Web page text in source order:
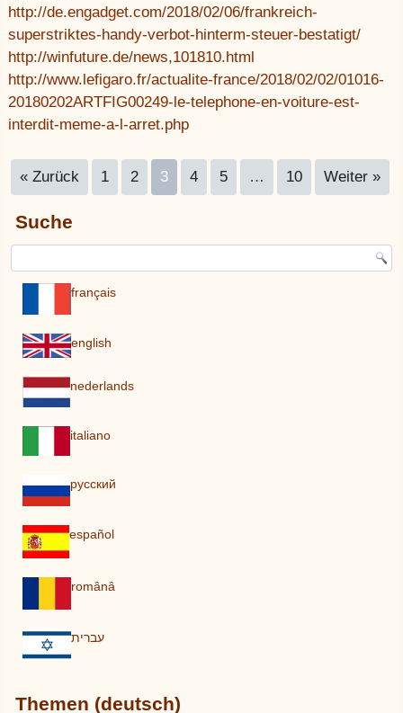
http://de.engadget.com/2018/02/06/frankreich-
superstriktes-handy-verbot-hinterm-steuer-bestatigt/
http://winfuture.de/news,101810.html
http://www.lefigaro.fr/actualite-france/2018/02/02/01016-
20180202ARTFIG00249-le-telephone-en-voiture-est-
interdit-meme-a-l-arret.php
« Zurück 1 2 3 4 5 … 10 Weiter »
Suche
français
english
nederlands
italiano
pусский
español
românâ
עברית
Themen (deutsch)